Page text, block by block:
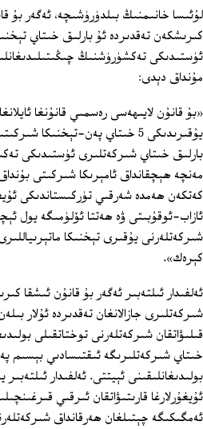
لۇئىسا خانىمنىڭ بىلدۈرۈشىچە، ئەگەر بۇ
كىرىشكەن تەقدىردە ئۇ بارلىق خىتاي
ئۈستىدىكى تەكشۈرۈشنىڭ
مۇنداق دېدى:
«بۇ قانۇن لايىھەسى رەسمىي قانۇنغا
يۇقىرىدىكى 5 خىتاي پەن-تېخنىكا
بارلىق خىتاي شىركەتلىرى ئۈستىدىكى
مەنچە ھېچقانداق ئامېرىكا شىركىتى
كەتكەن ھەمدە شەرقىي تۈركىستاندىكى
ئازاب-ئوقۇبىتى ۋە ھەتتا ئۆلۈمىگە يول
شىركەتلەرنى يۇقىرى تېخنىكا
كېرەك».
ئەلفىدار ئىلتەبىر ئەگەر بۇ قانۇن ئىشقا
شىركەتلىرى جازالانغان تەقدىردە ئۇلار
قىلىۋاتقان شىركەتلەرنى توختاتقىلى
خىتاي شىركەتلىرىگە ئىقتىسادىي بېسىم
بولىدىغانلىقىنى ئېيتتى. ئەلفىدار
ئۇيغۇرلارغا قارىتىۋاتقان ئىرقىي
ئەمگىكىگە چېتىلغان ھەرقانداق